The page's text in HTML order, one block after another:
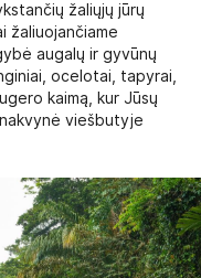
žaliųjų jūrų
žaliuojančiame
augalų ir gyvūnų
ocelotai, tapyrai,
kaimą, kur Jūsų
nakvynė viešbutyje